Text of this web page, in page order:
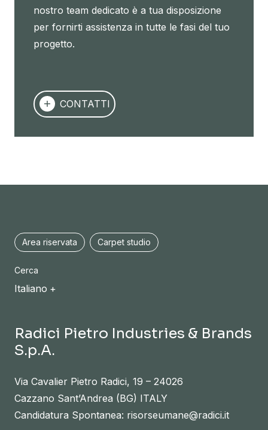
nostro team dedicato è a tua disposizione
per fornirti assistenza in tutte le fasi del tuo
progetto.
CONTATTI
Area riservata Carpet studio
Cerca
Italiano
Radici Pietro Industries & Brands
S.p.A.
Via Cavalier Pietro Radici, 19 – 24026
Cazzano Sant’Andrea (BG) ITALY
Candidatura Spontanea: risorseumane@radici.it